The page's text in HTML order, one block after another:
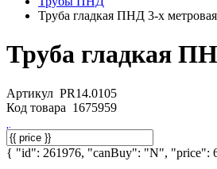
Труба гладкая ПНД 3-х
Труба гладкая
Артикул PR14.0105
Код товара 1675959
{ "id": 261976, "canBuy": "N", "price":